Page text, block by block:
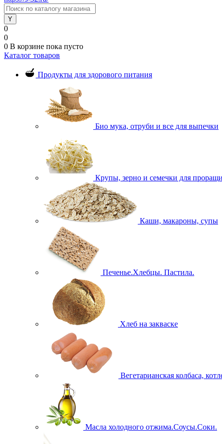
0
0
0 В корзине пока пусто
Каталог товаров
Продукты для здорового питания
Био мука, отруби и все для выпечки
Крупы, зерно и семечки для
Каши, макароны, супы
Печенье.Хлебцы. Пастила.
Хлеб на закваске
Вегетарианская колбаса,
Масла холодного отжима.Соусы.Соки.